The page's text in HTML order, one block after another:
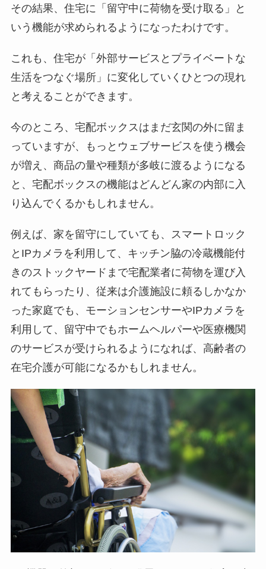
示
その結果、住宅に「留守中に荷物を受け取る」と
いう機能が求められるようになったわけです。
これも、住宅が「外部サービスとプライベートな
生活をつなぐ場所」に変化していくひとつの現れ
と考えることができます。
今のところ、宅配ボックスはまだ玄関の外に留ま
っていますが、もっとウェブサービスを使う機会
が増え、商品の量や種類が多岐に渡るようになる
と、宅配ボックスの機能はどんどん家の内部に入
り込んでくるかもしれません。
例えば、家を留守にしていても、スマートロック
とIPカメラを利用して、キッチン脇の冷蔵機能付
きのストックヤードまで宅配業者に荷物を運び入
れてもらったり、従来は介護施設に頼るしかなか
った家庭でも、モーションセンサーやIPカメラを
利用して、留守中でもホームヘルパーや医療機関
のサービスが受けられるようになれば、高齢者の
在宅介護が可能になるかもしれません。